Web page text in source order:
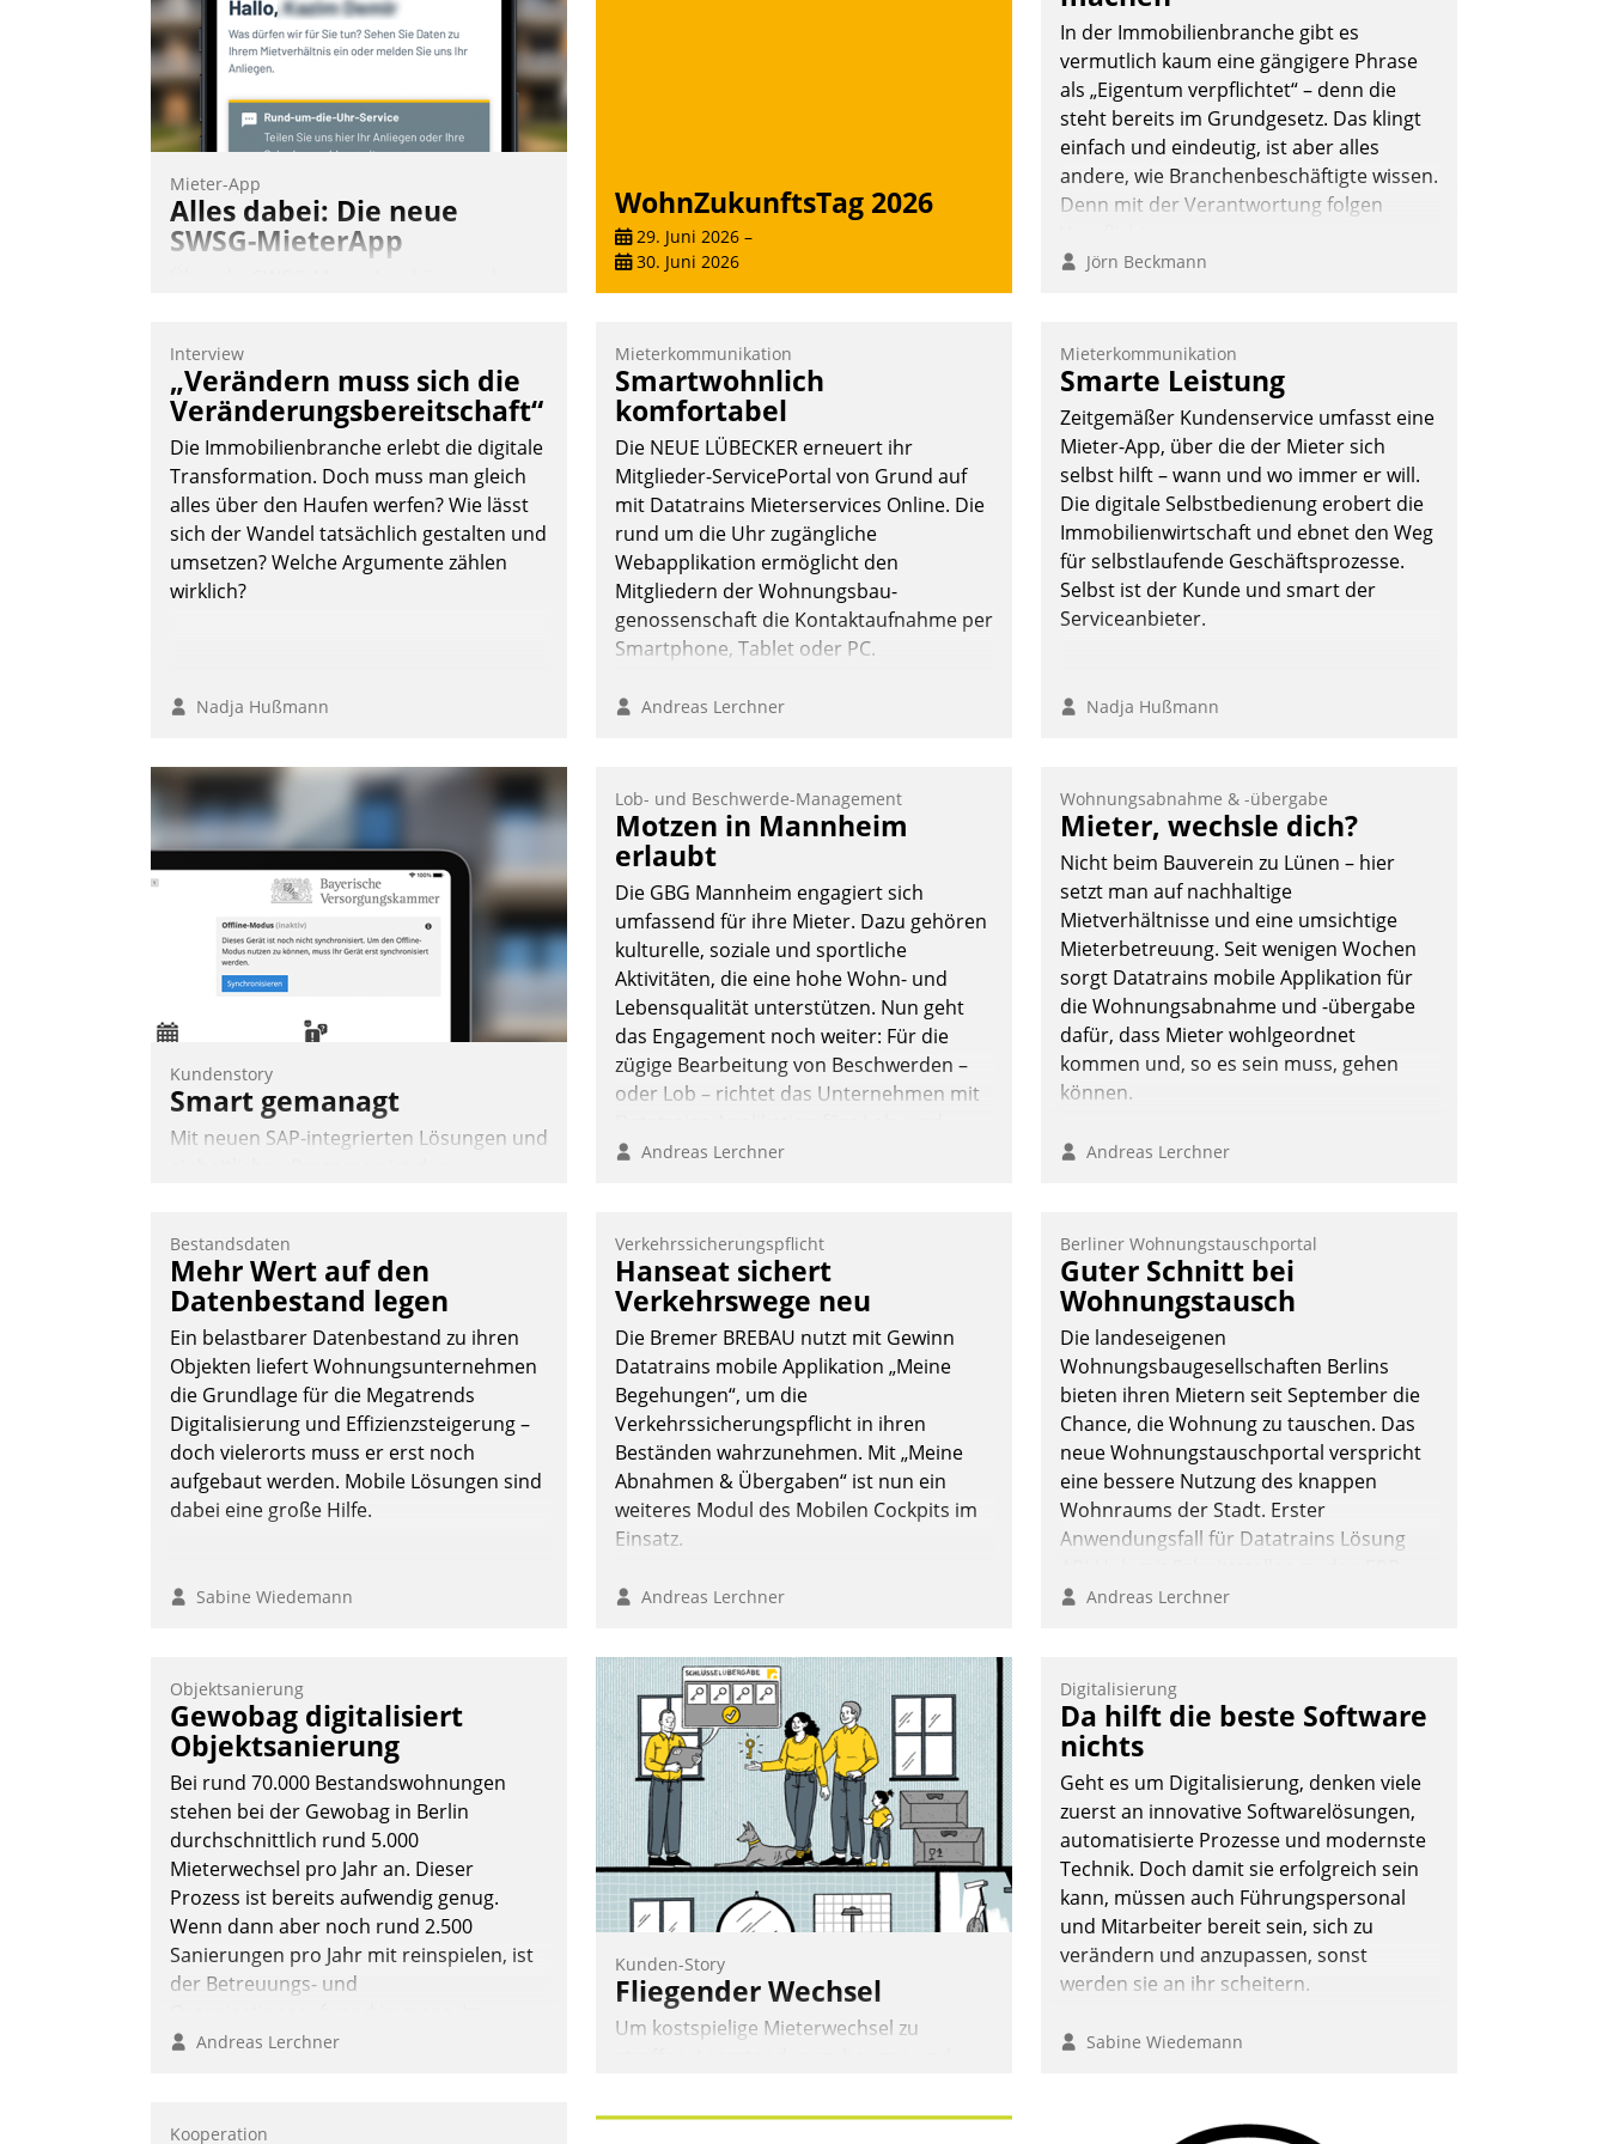
Nadja Hußmann
Mieter-App
Alles dabei: Die neue
SWSG-MieterApp
auf dem Laufenden bleiben, Daten
einsehen und ändern oder
Schadensmeldungen abgeben – rund um
die Uhr.
Andreas Lerchner
WohnZukunftsTag 2026
29. Juni 2026 –
30. Juni 2026
In der Immobilienbranche gibt es
vermutlich kaum eine gängigere Phrase
als „Eigentum verpflichtet“ – denn die
steht bereits im Grundgesetz. Das klingt
einfach und eindeutig, ist aber alles
andere, wie Branchenbeschäftigte wissen.
Denn mit der Verantwortung folgen
Jörn Beckmann
Interview
„Verändern muss sich die
Veränderungsbereitschaft“
Die Immobilienbranche erlebt die digitale
Transformation. Doch muss man gleich
alles über den Haufen werfen? Wie lässt
sich der Wandel tatsächlich gestalten und
umsetzen? Welche Argumente zählen
wirklich?
Nadja Hußmann
Mieterkommunikation
Smartwohnlich
komfortabel
Die NEUE LÜBECKER erneuert ihr
Mitglieder-ServicePortal von Grund auf
mit Datatrains Mieterservices Online. Die
rund um die Uhr zugängliche
Webapplikation ermöglicht den
Mitgliedern der Wohnungs­bau­
genossenschaft die Kontaktaufnahme per
Smartphone, Tablet oder PC.
Andreas Lerchner
Mieterkommunikation
Smarte Leistung
Zeitgemäßer Kundenservice umfasst eine
Mieter-App, über die der Mieter sich
selbst hilft – wann und wo immer er will.
Die digitale Selbstbedienung erobert die
Immobilienwirtschaft und ebnet den Weg
für selbstlaufende Geschäftsprozesse.
Selbst ist der Kunde und smart der
Serviceanbieter.
Nadja Hußmann
Kundenstory
Smart gemanagt
Mit neuen SAP-integrierten Lösungen und
Kapitalanlage für künftige Aufgaben und
Herausforderungen gerüstet.
Nadja Hußmann
Lob- und Beschwerde-Management
Motzen in Mannheim
erlaubt
Die GBG Mannheim engagiert sich
umfassend für ihre Mieter. Dazu gehören
kulturelle, soziale und sportliche
Aktivitäten, die eine hohe Wohn- und
Lebensqualität unterstützen. Nun geht
das Engagement noch weiter: Für die
zügige Bearbeitung von Beschwerden –
oder Lob – richtet das Unternehmen mit
Beschwerde-Management einen eigenen
Andreas Lerchner
Wohnungsabnahme & -übergabe
Mieter, wechsle dich?
Nicht beim Bauverein zu Lünen – hier
setzt man auf nachhaltige
Mietverhältnisse und eine umsichtige
Mieterbetreuung. Seit wenigen Wochen
sorgt Datatrains mobile Applikation für
die Wohnungsabnahme und -übergabe
dafür, dass Mieter wohlgeordnet
kommen und, so es sein muss, gehen
können.
Andreas Lerchner
Bestandsdaten
Mehr Wert auf den
Datenbestand legen
Ein belastbarer Datenbestand zu ihren
Objekten liefert Wohnungsunternehmen
die Grundlage für die Megatrends
Digitalisierung und Effizienzsteigerung –
doch vielerorts muss er erst noch
aufgebaut werden. Mobile Lösungen sind
dabei eine große Hilfe.
Sabine Wiedemann
Verkehrssicherungspflicht
Hanseat sichert
Verkehrswege neu
Die Bremer BREBAU nutzt mit Gewinn
Datatrains mobile Applikation „Meine
Begehungen“, um die
Verkehrssicherungspflicht in ihren
Beständen wahrzunehmen. Mit „Meine
Abnahmen & Übergaben“ ist nun ein
weiteres Modul des Mobilen Cockpits im
Einsatz.
Andreas Lerchner
Berliner Wohnungstauschportal
Guter Schnitt bei
Wohnungstausch
Die landeseigenen
Wohnungsbaugesellschaften Berlins
bieten ihren Mietern seit September die
Chance, die Wohnung zu tauschen. Das
neue Wohnungstauschportal verspricht
eine bessere Nutzung des knappen
Wohnraums der Stadt. Erster
Anwendungsfall für Datatrains Lösung
Systemen der Unternehmen.
Andreas Lerchner
Objektsanierung
Gewobag digitalisiert
Objektsanierung
Bei rund 70.000 Bestandswohnungen
stehen bei der Gewobag in Berlin
durchschnittlich rund 5.000
Mieterwechsel pro Jahr an. Dieser
Prozess ist bereits aufwendig genug.
Wenn dann aber noch rund 2.500
Sanierungen pro Jahr mit reinspielen, ist
der Betreuungs- und
Rahmen ihrer Digitalisierungsstrategie
gemeinsam mit der Berliner Datatrain
Andreas Lerchner
Kunden-Story
Fliegender Wechsel
Um kostspielige Mieterwechsel zu
vernetzen, nutzt die Berliner Gewobag
Digitalisierung
Da hilft die beste Software
nichts
Geht es um Digitalisierung, denken viele
zuerst an innovative Softwarelösungen,
automatisierte Prozesse und modernste
Technik. Doch damit sie erfolgreich sein
kann, müssen auch Führungspersonal
und Mitarbeiter bereit sein, sich zu
verändern und anzupassen, sonst
werden sie an ihr scheitern.
Sabine Wiedemann
Kooperation